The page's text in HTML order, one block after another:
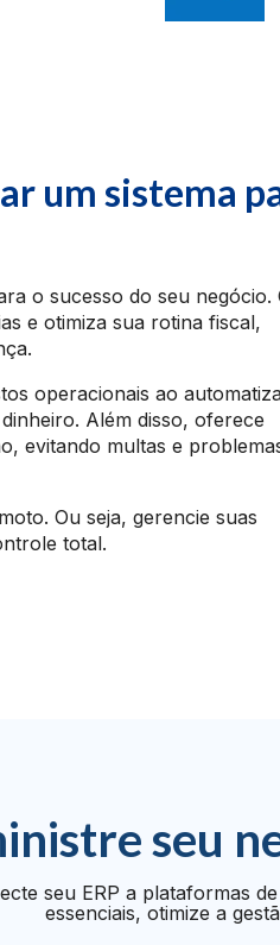
um sistema
o sucesso do seu negócio.
e otimiza sua rotina fiscal,
operacionais ao
Além disso, oferece
evitando multas e
Ou seja, gerencie suas
total.
seu
seu ERP a plataformas
essenciais, otimize a